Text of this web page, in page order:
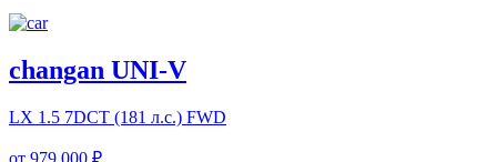
changan UNI-V
LX 1.5 7DCT (181 л.с.) FWD
от 979 000 ₽